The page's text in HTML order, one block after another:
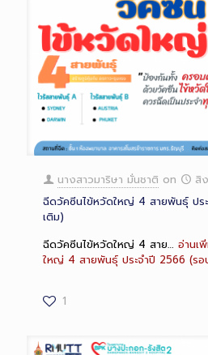
นางสาวมาริษา มั่นชาติ on
สิ
ฉีดวัคซีนไข้หวัดใหญ่ 4 สายพันธุ์ ปร
เติม)
ฉีดวัคซีนไข้หวัดใหญ่ 4 สาย… อ่านเ
ใหญ่ 4 สายพันธุ์ ประจำปี 2566 (รอ
1